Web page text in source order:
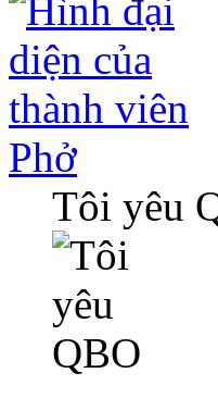
Phở
Tôi yêu